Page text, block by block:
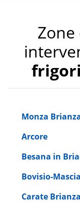
Monza
Arcore
Besana in
Bovisio-
Carate Brianza